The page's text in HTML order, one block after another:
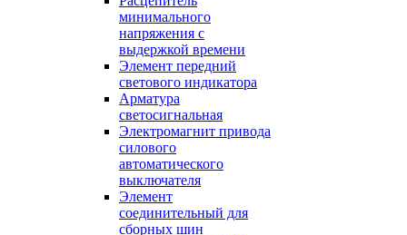
минимального
напряжения с
выдержкой времени
Элемент передний
светового индикатора
Арматура
светосигнальная
Электромагнит привода
силового
автоматического
выключателя
Элемент
соединительный для
сборных шин